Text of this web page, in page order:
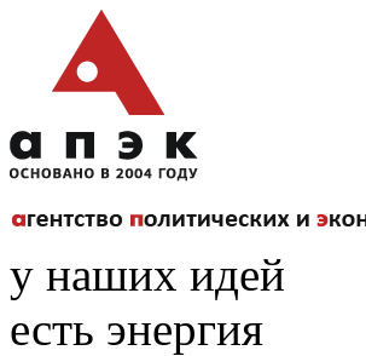
у наших идей
есть энергия